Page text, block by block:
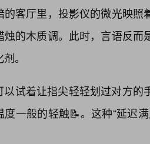
的客厅里，投影仪的微光映
烛的木质调。此时，言语反
。
以试着让指尖轻轻划过对方的
度一般的轻触📝。这种“延迟